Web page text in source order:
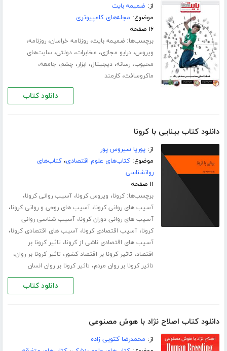
از: ضمیمه بایت
موضوع: مجله‌های کامپیوتری
۱۶ صفحه
برچسب‌ها:ضمیمه بایت،روزنامه خراسان،روزنامه،
ویروس،درایو مجازی، مخابرات،دولتی، سایت‌های
محبوب،رسانه،دیجیتال، ابزار، چشم، جامعه،
ماکروسافت،کارمند
دانلود کتاب
دانلود کتاب بینایی با کرونا
از:پوریا سیروس پور
موضوع:کتاب‌های علوم اقتصادی،کتاب‌های
روانشناسی
۱۱ صفحه
برچسب‌ها:کرونا، ویروس کرونا،آسیب روانی کرونا،
آسیب های روانی کرونا،آسیب های روحی و روانی کرونا،
آسیب های روانی دوران کرونا،آسیب شناسی روانی
کرونا،آسیب اقتصادی کرونا،آسیب های اقتصادی کرونا،
آسیب های اقتصادی ناشی از کرونا، تاثیر کرونا بر
اقتصاد، تاثیر کرونا بر اقتصاد کشور، تاثیر کرونا بر روان،
تاثیر کرونا بر روان مردم، تاثیر کرونا بر روان انسان
دانلود کتاب
دانلود کتاب اصلاح نژاد با هوش مصنوعی
از: محمدرضا کتویی زاده